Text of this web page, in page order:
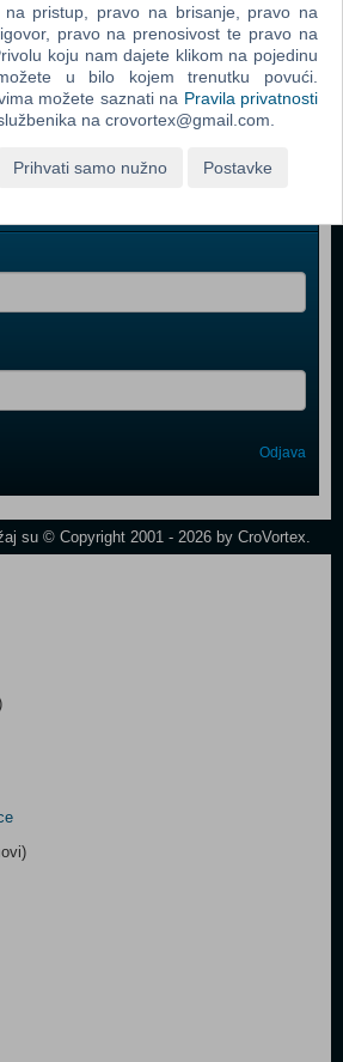
(B377)
Odjava
su © Copyright 2001 - 2026 by CroVortex.
pristup, pravo na brisanje, pravo na
pravo na prenosivost te pravo na
koju nam dajete klikom na pojedinu
u bilo kojem trenutku povući.
možete saznati na Pravila privatnosti
na crovortex@gmail.com.
Prihvati samo nužno Postavke